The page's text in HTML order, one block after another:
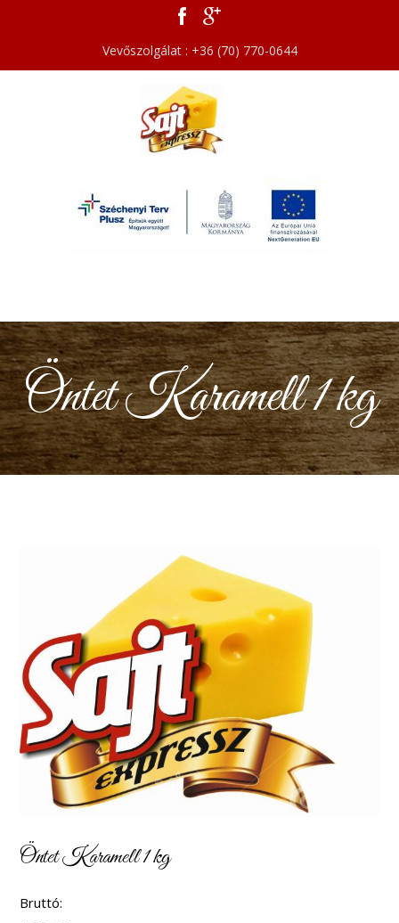
Vevőszolgálat : +36 (70) 770-0644
Öntet Karamell 1 kg
Öntet Karamell 1 kg
Bruttó: